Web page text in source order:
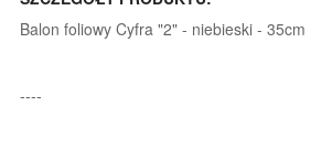
Balon foliowy Cyfra "2" - niebieski - 35cm
----